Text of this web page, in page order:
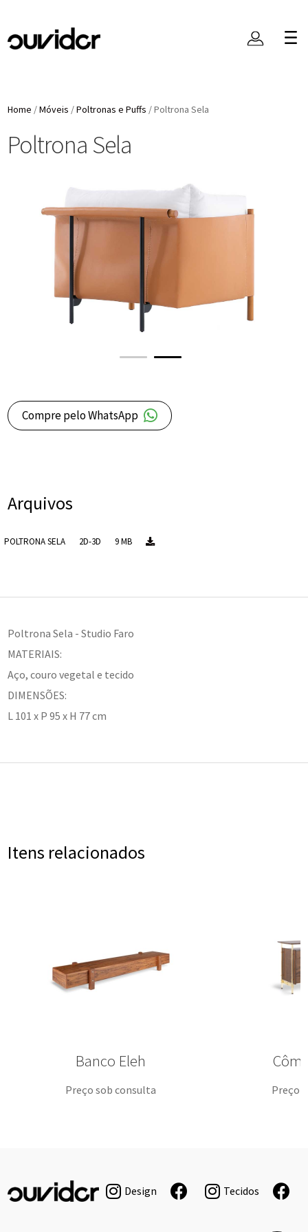
Home /Móveis /Poltronas e Puffs /Poltrona Sela
Poltrona Sela
Compre pelo WhatsApp
Arquivos
POLTRONA SELA 2D-3D 9 MB
Poltrona Sela - Studio Faro
MATERIAIS:
Aço, couro vegetal e tecido
DIMENSÕES:
L 101 x P 95 x H 77 cm
Itens relacionados
Banco Eleh
Preço sob consulta Preço
Design Tecidos